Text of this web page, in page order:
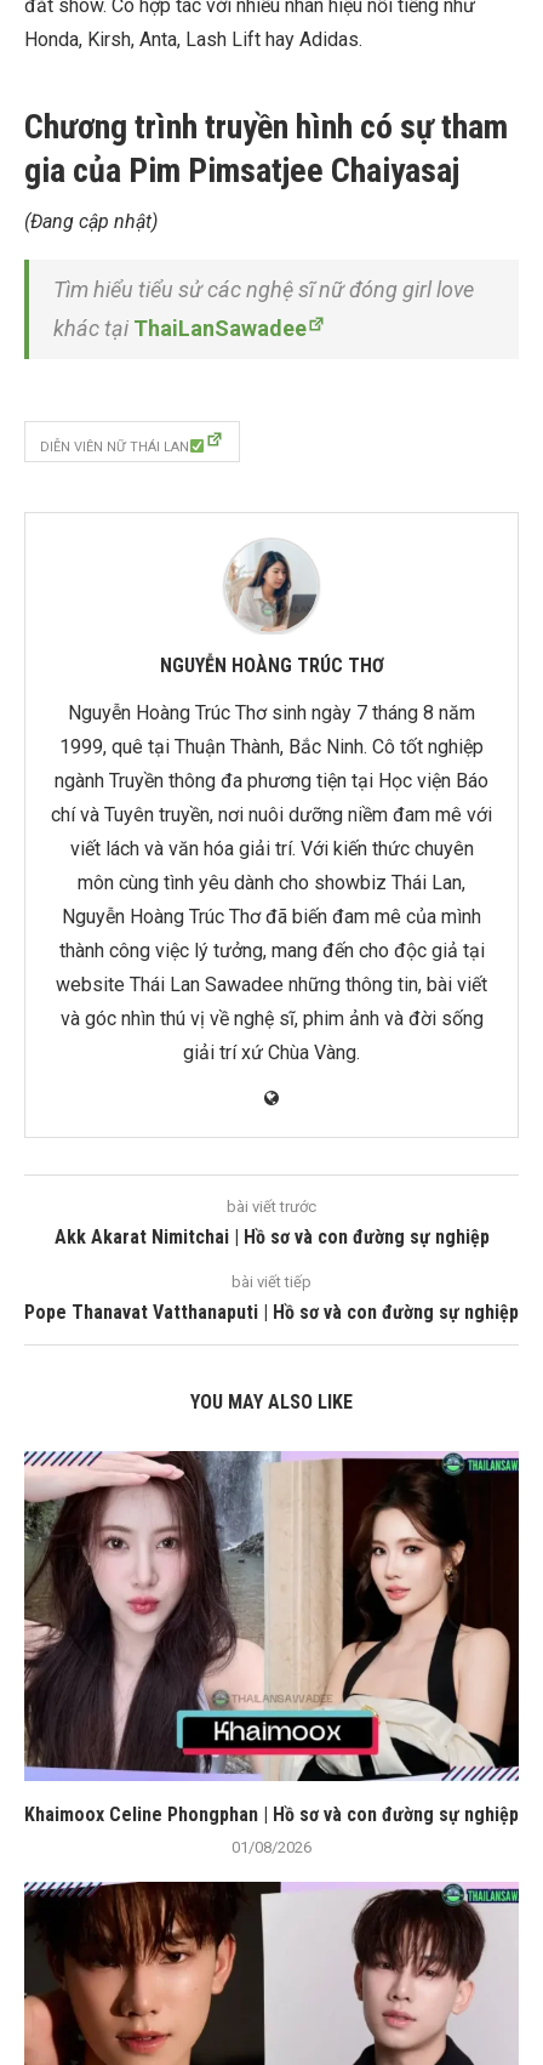
đắt show. Cô hợp tác với nhiều nhãn hiệu nổi tiếng như
Honda, Kirsh, Anta, Lash Lift hay Adidas.
Chương trình truyền hình có sự tham
gia của Pim Pimsatjee Chaiyasaj
(Đang cập nhật)
Tìm hiểu tiểu sử các nghệ sĩ nữ đóng girl love
khác tại ThaiLanSawadee
DIỄN VIÊN NỮ THÁI LAN
NGUYỄN HOÀNG TRÚC THƠ
Nguyễn Hoàng Trúc Thơ sinh ngày 7 tháng 8 năm
1999, quê tại Thuận Thành, Bắc Ninh. Cô tốt nghiệp
ngành Truyền thông đa phương tiện tại Học viện Báo
chí và Tuyên truyền, nơi nuôi dưỡng niềm đam mê với
viết lách và văn hóa giải trí. Với kiến thức chuyên
môn cùng tình yêu dành cho showbiz Thái Lan,
Nguyễn Hoàng Trúc Thơ đã biến đam mê của mình
thành công việc lý tưởng, mang đến cho độc giả tại
website Thái Lan Sawadee những thông tin, bài viết
và góc nhìn thú vị về nghệ sĩ, phim ảnh và đời sống
giải trí xứ Chùa Vàng.
bài viết trước
Akk Akarat Nimitchai | Hồ sơ và con đường sự nghiệp
bài viết tiếp
Pope Thanavat Vatthanaputi | Hồ sơ và con đường sự nghiệp
YOU MAY ALSO LIKE
Khaimoox Celine Phongphan | Hồ sơ và con đường sự nghiệp
01/08/2026